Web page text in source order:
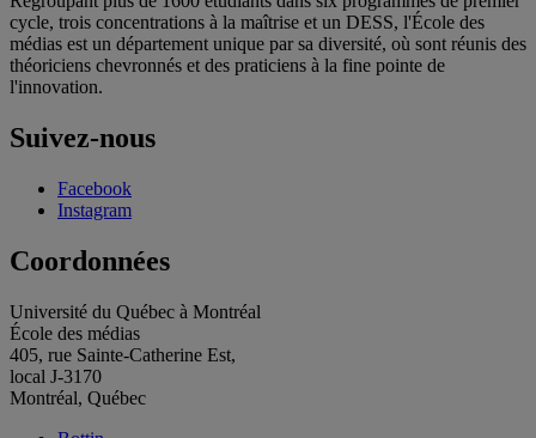
cycle, trois concentrations à la maîtrise et un DESS, l'École des
médias est un département unique par sa diversité, où sont réunis des
théoriciens chevronnés et des praticiens à la fine pointe de
l'innovation.
Suivez-nous
Facebook
Instagram
Coordonnées
Université du Québec à Montréal
École des médias
405, rue Sainte-Catherine Est,
local J-3170
Montréal, Québec